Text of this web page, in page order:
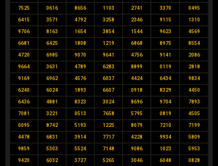
7525 0616 8656 1103 2741 3370 0495
6415 3571 4792 3258 2346 9115 1310
9706 8163 1654 3854 1544 9623 4569
6681 6425 1808 1219 6868 8975 8554
4720 6985 9070 9641 4756 9141 2086
9664 3631 4789 6283 8899 0119 2818
9169 6962 4576 6037 4424 6434 9834
6240 6024 1893 6607 0918 8329 4450
6436 4881 8323 3024 8696 9704 7893
7081 3221 0513 7658 5795 0819 4505
0095 8742 5193 1225 8079 7210 7199
4478 6831 3914 7717 4228 9934 5809
9859 5303 5524 7148 9086 1023 5953
9420 6032 3727 5265 3046 6048 0828